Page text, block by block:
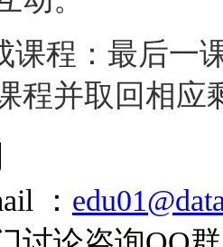
：
讨论咨询QQ
费观看）
：